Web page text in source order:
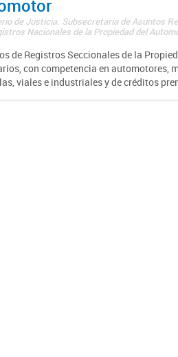
de Justicia. Subsecretaría de Asuntos
Nacionales de la Propiedad del
de Registros Seccionales de la
con competencia en automotores,
viales e industriales y de créditos